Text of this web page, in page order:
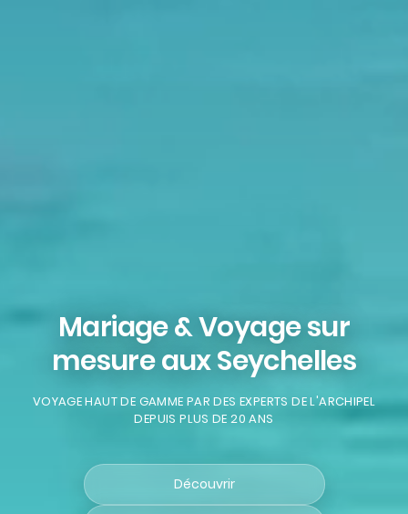
Mariage & Voyage sur
mesure aux Seychelles
VOYAGE HAUT DE GAMME PAR DES EXPERTS DE L'ARCHIPEL
DEPUIS PLUS DE 20 ANS
Découvrir